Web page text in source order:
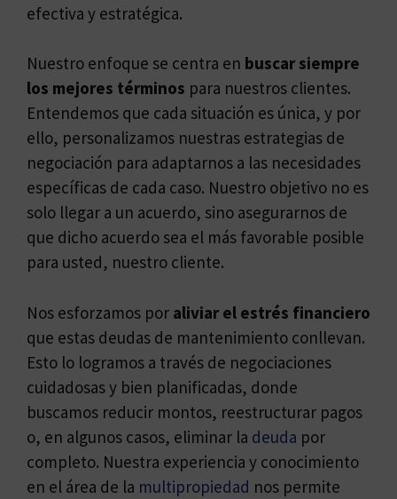
efectiva y estratégica.
Nuestro enfoque se centra en buscar siempre
los mejores términos para nuestros clientes.
Entendemos que cada situación es única, y por
ello, personalizamos nuestras estrategias de
negociación para adaptarnos a las necesidades
específicas de cada caso. Nuestro objetivo no es
solo llegar a un acuerdo, sino asegurarnos de
que dicho acuerdo sea el más favorable posible
para usted, nuestro cliente.
Nos esforzamos por aliviar el estrés financiero
que estas deudas de mantenimiento conllevan.
Esto lo logramos a través de negociaciones
cuidadosas y bien planificadas, donde
buscamos reducir montos, reestructurar pagos
o, en algunos casos, eliminar la deuda por
completo. Nuestra experiencia y conocimiento
en el área de la multipropiedad nos permite